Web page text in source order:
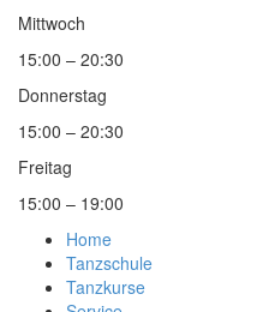
Mittwoch
15:00 – 20:30
Donnerstag
15:00 – 20:30
Freitag
15:00 – 19:00
Home
Tanzschule
Tanzkurse